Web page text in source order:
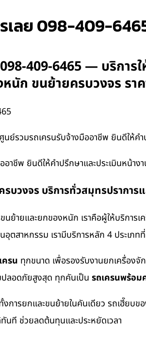
รเลย 098-409-
409-6465 — บริการ
นัก ขนย้ายครบวงจร ร
นย์รวมรถเครนรับจ้างมืออาชีพ ยินดีให้ค
าชีพ ยินดีให้คำปรึกษาและประเมินหน้า
วงจร บริการทั่วสมุทรปราการแ
ย้ายและยกของหนัก เราคือผู้ให้บริกา
นอุตสาหกรรม เรามีบริการหลัก 4 ประเภ
ครน ทุกขนาด เพื่อรองรับงานยกเครื่อง
ปลอดภัยสูงสุด ทุกคันเป็น รถเครนพร้อ
การยกและขนย้ายในคันเดียว รถเฮี๊ยบ
นที ช่วยลดต้นทุนและประหยัดเวลา